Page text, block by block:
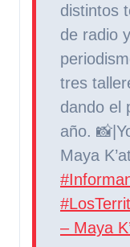
distintos
de radio
tres
dando el
año.
Maya
– Maya